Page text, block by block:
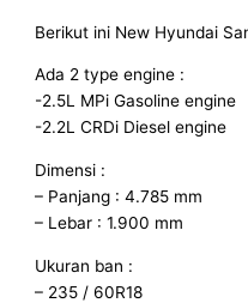
Berikut ini New Hyundai
Ada 2 type engine :
-2.5L MPi Gasoline engine
-2.2L CRDi Diesel engine
Dimensi :
– Panjang : 4.785 mm
– Lebar : 1.900 mm
Ukuran ban :
– 235 / 60R18